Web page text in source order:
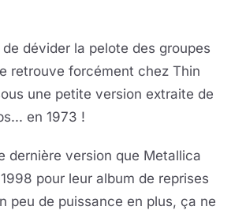
dévider la pelote des groupes
retrouve forcément chez Thin
une petite version extraite de
en 1973 !
dernière version que Metallica
pour leur album de reprises
peu de puissance en plus, ça ne